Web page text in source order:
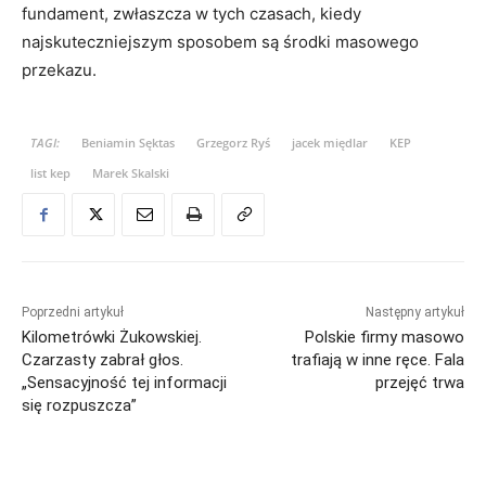
fundament, zwłaszcza w tych czasach, kiedy
najskuteczniejszym sposobem są środki masowego
przekazu.
TAGI: Beniamin Sęktas Grzegorz Ryś jacek międlar
KEP
list kep
Marek Skalski
Poprzedni artykuł
Kilometrówki Żukowskiej.
Czarzasty zabrał głos.
„Sensacyjność tej informacji
się rozpuszcza”
Następny artykuł
Polskie firmy masowo
trafiają w inne ręce. Fala
przejęć trwa